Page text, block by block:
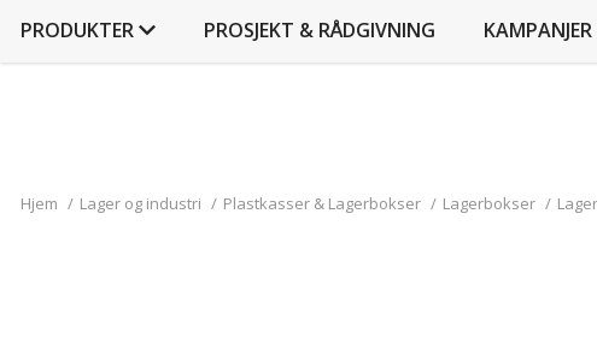
PRODUKTER PROSJEKT & RÅDGIVNING KAMPANJER
Hjem / Lager og industri / Plastkasser & Lagerbokser / Lagerbokser /